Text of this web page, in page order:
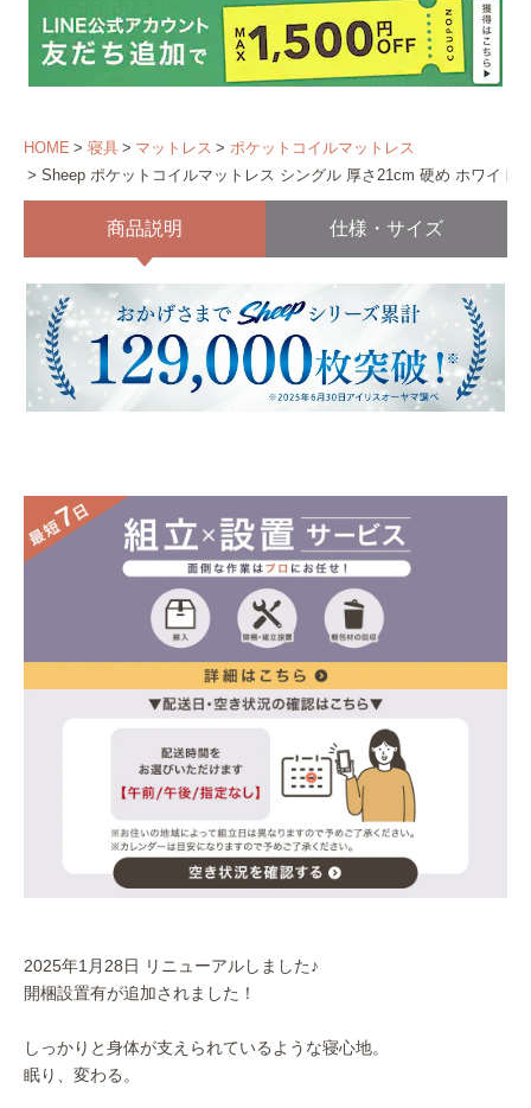
HOME 寝具 マットレス
ポケットコイルマットレス
Sheep ポケットコイルマットレス シングル 厚さ21cm 硬め ホワイト
商品説明 仕様・サイズ
2025年1月28日 リニューアルしました♪
開梱設置有が追加されました！
しっかりと身体が支えられているような寝心地。
眠り、変わる。